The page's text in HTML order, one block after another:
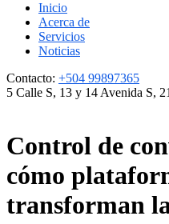
Inicio
Acerca de
Servicios
Noticias
Contacto: +504 99897365
5 Calle S, 13 y 14 Avenida S,
Control de
cómo
transforman